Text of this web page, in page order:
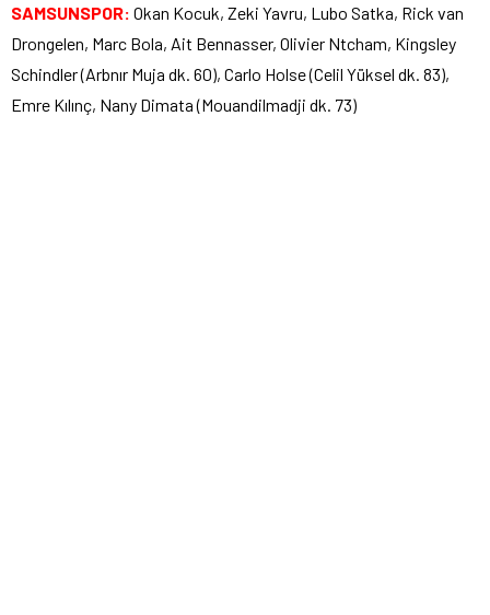
SAMSUNSPOR: Okan Kocuk, Zeki Yavru, Lubo Satka, Rick van
Drongelen, Marc Bola, Ait Bennasser, Olivier Ntcham, Kingsley
Schindler (Arbnır Muja dk. 60), Carlo Holse (Celil Yüksel dk. 83),
Emre Kılınç, Nany Dimata (Mouandilmadji dk. 73)